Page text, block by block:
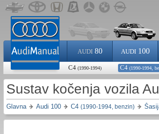
AUDI80 AUDI100
C4 (1990-1994) C4 (1990-1994,
Sustav kočenja vozila
Glavna Audi 100 C4 (1990-1994, benzin)